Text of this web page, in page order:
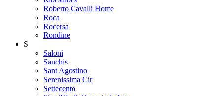
Roberto Cavalli Home
Roca
Rocersa
Rondine
S
Saloni
Sanchis
Sant Agostino
Serenissima Cir
Settecento